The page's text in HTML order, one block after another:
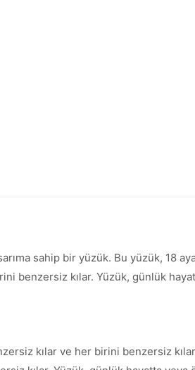
sahip bir yüzük. Bu yüzük, 18
benzersiz kılar. Yüzük, günlük
kılar ve her birini benzersiz